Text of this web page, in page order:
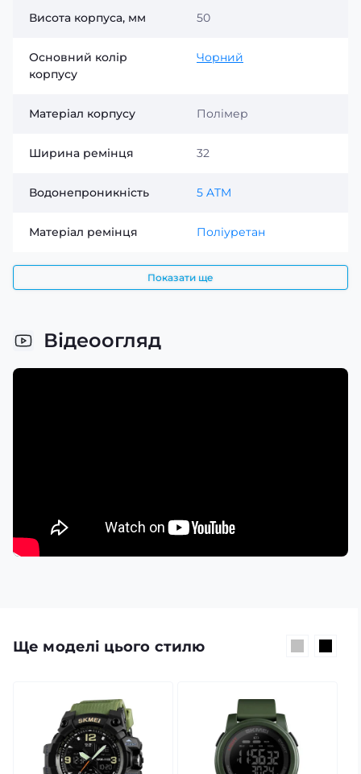
Висота корпуса, мм 50
Основний колір
корпусу
Чорний
Матеріал корпусу Полімер
Ширина ремінця 32
Водонепроникність 5 ATM
Матеріал ремінця Поліуретан
Показати ще
Відеоогляд
Ще моделі цього стилю